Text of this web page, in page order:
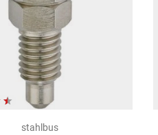
stahlbus